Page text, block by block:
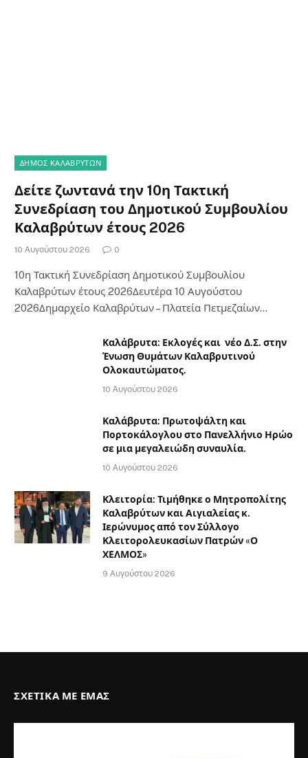
ΔΗΜΟΣ ΚΑΛΑΒΡΥΤΩΝ
Δείτε ζωντανά την 10η Τακτική
Συνεδρίαση του Δημοτικού Συμβουλίου
Καλαβρύτων έτους 2026
10 Αυγούστου 2026 0
10η Τακτική Συνεδρίαση Δημοτικού Συμβουλίου
Καλαβρύτων έτους 2026Δευτέρα 10 Αυγούστου
2026Δημαρχείο Καλαβρύτων – Πλατεία Πετμεζαίων…
Καλάβρυτα: Εκλογές και νέο Δ.Σ. στην
Ένωση Θυμάτων Καλαβρυτινού
Ολοκαυτώματος.
10 Αυγούστου 2026
Καλάβρυτα: Πρωτοψάλτη και
Πορτοκάλογλου στο Πανελλήνιο Ηρώο
σε μια μεγαλειώδη συναυλία.
10 Αυγούστου 2026
Κλειτορία: Τιμήθηκε ο Μητροπολίτης
Καλαβρύτων και Αιγιαλείας κ.
Ιερώνυμος από τον Σύλλογο
Κλειτορολευκασίων Πατρών «Ο
ΧΕΛΜΟΣ»
9 Αυγούστου 2026
ΣΧΕΤΙΚΆ ΜΕ ΕΜΆΣ